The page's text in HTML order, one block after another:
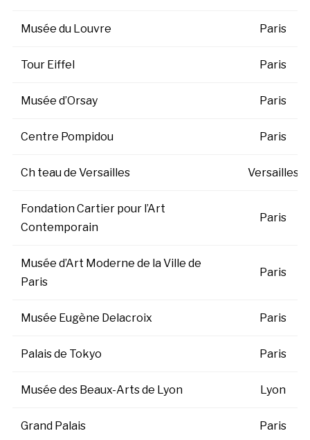
Musée du Louvre Paris
Tour Eiffel Paris
Musée d’Orsay Paris
Centre Pompidou Paris
Ch teau de Versailles Versailles
Fondation Cartier pour l’Art
Contemporain
Paris
Musée d’Art Moderne de la Ville de
Paris
Paris
Musée Eugène Delacroix Paris
Palais de Tokyo Paris
Musée des Beaux-Arts de Lyon Lyon
Grand Palais Paris